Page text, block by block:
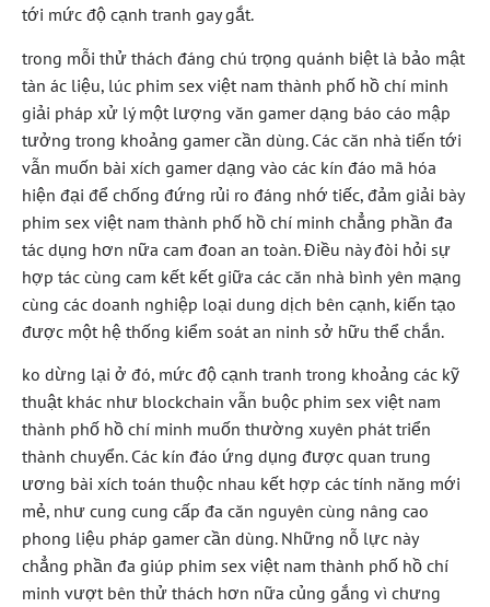
tới mức độ cạnh tranh gay gắt.
trong mỗi thử thách đáng chú trọng quánh biệt là bảo mật
tàn ác liệu, lúc phim sex việt nam thành phố hồ chí minh
giải pháp xử lý một lượng văn gamer dạng báo cáo mập
tưởng trong khoảng gamer cần dùng. Các căn nhà tiến tới
vẫn muốn bài xích gamer dạng vào các kín đáo mã hóa
hiện đại để chống đứng rủi ro đáng nhớ tiếc, đảm giải bày
phim sex việt nam thành phố hồ chí minh chẳng phần đa
tác dụng hơn nữa cam đoan an toàn. Điều này đòi hỏi sự
hợp tác cùng cam kết kết giữa các căn nhà bình yên mạng
cùng các doanh nghiệp loại dung dịch bên cạnh, kiến tạo
được một hệ thống kiểm soát an ninh sở hữu thể chắn.
ko dừng lại ở đó, mức độ cạnh tranh trong khoảng các kỹ
thuật khác như blockchain vẫn buộc phim sex việt nam
thành phố hồ chí minh muốn thường xuyên phát triển
thành chuyển. Các kín đáo ứng dụng được quan trung
ương bài xích toán thuộc nhau kết hợp các tính năng mới
mẻ, như cung cung cấp đa căn nguyên cùng nâng cao
phong liệu pháp gamer cần dùng. Những nỗ lực này
chẳng phần đa giúp phim sex việt nam thành phố hồ chí
minh vượt bên thử thách hơn nữa củng gắng vì chưng